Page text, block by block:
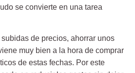
se convierte en una tarea
subidas de precios, ahorrar unos
muy bien a la hora de comprar
de estas fechas. Por este